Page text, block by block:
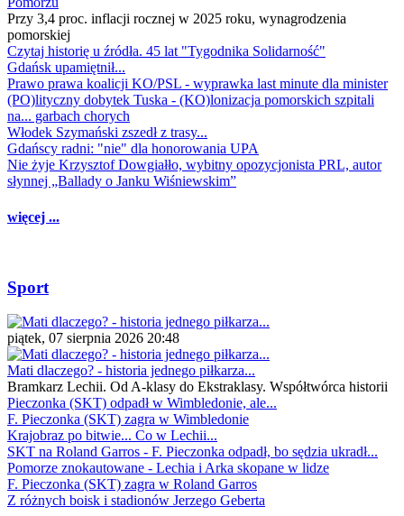
Przy 3,4 proc. inflacji rocznej w 2025 roku, wynagrodzenia
pomorskiej
Czytaj historię u źródła. 45 lat "Tygodnika Solidarność"
Gdańsk upamiętnił...
Prawo prawa koalicji KO/PSL - wyprawka last minute dla minister
(PO)lityczny dobytek Tuska - (KO)lonizacja pomorskich szpitali
na... garbach chorych
Włodek Szymański zszedł z trasy...
Gdańscy radni: "nie" dla honorowania UPA
Nie żyje Krzysztof Dowgiałło, wybitny opozycjonista PRL, autor
słynnej „Ballady o Janku Wiśniewskim”
więcej ...
Sport
piątek, 07 sierpnia 2026 20:48
Mati dlaczego? - historia jednego piłkarza...
Bramkarz Lechii. Od A-klasy do Ekstraklasy. Współtwórca historii
Pieczonka (SKT) odpadł w Wimbledonie, ale...
F. Pieczonka (SKT) zagra w Wimbledonie
Krajobraz po bitwie... Co w Lechii...
SKT na Roland Garros - F. Pieczonka odpadł, bo sędzia ukradł...
Pomorze znokautowane - Lechia i Arka skopane w lidze
F. Pieczonka (SKT) zagra w Roland Garros
Z różnych boisk i stadionów Jerzego Geberta